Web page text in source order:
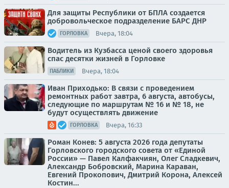
Для защиты Республики от БПЛА создается
добровольческое подразделение БАРС ДНР
ГОРЛОВКА Вчера, 18:04
Водитель из Кузбасса ценой своего здоровья
спас десятки жизней в Горловке
ПАБЛИКИ Вчера, 18:04
Иван Приходько: В связи с проведением
ремонтных работ завтра, 6 августа, автобусы,
следующие по маршрутам № 16 и № 18, не
будут осуществлять движение
ГОРЛОВКА Вчера, 16:33
Роман Конев: 5 августа 2026 года депутаты
Горловского городского совета от «Единой
России» — Павел Калфакчиян, Олег Сладкевич,
Александр Бобровский, Марина Караван,
Евгений Прокопович, Дмитрий Корона, Алексей
Костин...